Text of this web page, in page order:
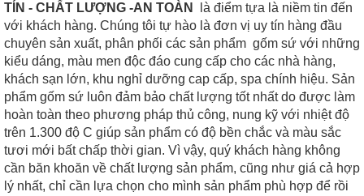
TÍN - CHẤT LƯỢNG -AN TOÀN
là điểm tựa là niềm tin đến
với khách hàng. Chúng tôi tự hào là đơn vị uy tín hàng đầu
chuyên sản xuất, phân phối các sản phẩm gốm sứ với những
kiểu dáng, màu men độc đáo cung cấp cho các nhà hàng,
khách sạn lớn, khu nghỉ dưỡng cap cấp, spa chính hiệu. Sản
phẩm gốm sứ luôn đảm bảo chất lượng tốt nhất do được làm
hoàn toàn theo phương pháp thủ công, nung kỹ với nhiệt độ
trên 1.300 độ C giúp sản phẩm có độ bền chắc và màu sắc
tươi mới bất chấp thời gian. Vì vậy, quý khách hàng không
cần băn khoăn về chất lượng sản phẩm, cũng như giá cả hợp
lý nhất, chỉ cần lựa chọn cho mình sản phẩm phù hợp để rồi